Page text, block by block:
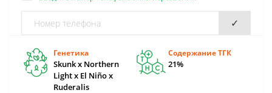
✓
Генетика
Skunk x Northern
Light x El Niño x
Ruderalis
Содержание ТГК
21%